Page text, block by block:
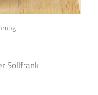
Sollfrank